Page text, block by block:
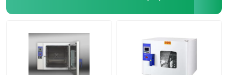
Incubateur thermostatique
Incubateur de refroidissement